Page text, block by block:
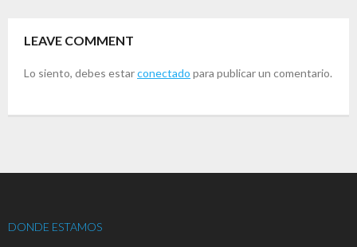
LEAVE COMMENT
Lo siento, debes estarconectado para publicar un comentario.
DONDE ESTAMOS